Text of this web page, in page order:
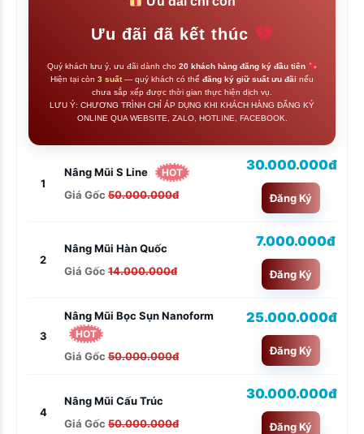
Ưu đãi đã kết thúc
Quý khách lưu ý, ưu đãi dành cho 20 khách hàng đăng ký đầu tiên
Hiện tại còn 3 suất— quý khách có thể đăng ký giữ suất ưu đãi nếu
chưa sắp xếp được thời gian thực hiện dịch vụ.
LƯU Ý: CHƯƠNG TRÌNH CHỈ ÁP DỤNG KHI KHÁCH HÀNG ĐĂNG KÝ
ONLINE QUA WEBSITE, ZALO, HOTLINE, FACEBOOK.
1
Nâng Mũi S Line HOT
Giá Gốc 50.000.000đ
30.000.000đ
Đăng Ký
2
Nâng Mũi Hàn Quốc
Giá Gốc 14.000.000đ
7.000.000đ
Đăng Ký
3
Nâng Mũi Bọc Sụn Nanoform
HOT
Giá Gốc 50.000.000đ
25.000.000đ
Đăng Ký
4
Nâng Mũi Cấu Trúc
Giá Gốc 50.000.000đ
30.000.000đ
Đăng Ký